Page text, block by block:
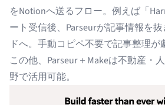
をNotionへ送るフロー。例えば「
ート受信後、Parseurが記事情報を
ドへ。手動コピペ不要で記事整理が
この他、Parseur＋Makeは不動産・
野で活用可能。